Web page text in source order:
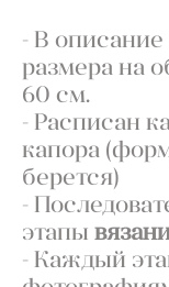
- В описание
размера на
60 см.
- Расписан
капора
берется)
-
этапы
- Каждый